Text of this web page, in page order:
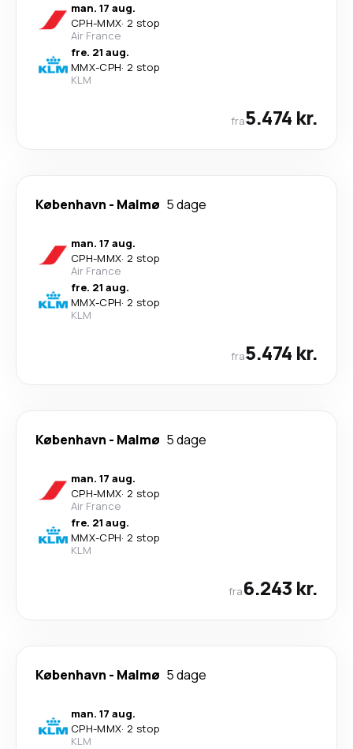
man. 17 aug.
CPH-MMX· 2 stop
Air France
fre. 21 aug.
MMX-CPH· 2 stop
KLM
fra5.474 kr.
København - Malmø 5 dage
man. 17 aug.
CPH-MMX· 2 stop
Air France
fre. 21 aug.
MMX-CPH· 2 stop
KLM
fra5.474 kr.
København - Malmø 5 dage
man. 17 aug.
CPH-MMX· 2 stop
Air France
fre. 21 aug.
MMX-CPH· 2 stop
KLM
fra6.243 kr.
København - Malmø 5 dage
man. 17 aug.
CPH-MMX· 2 stop
KLM